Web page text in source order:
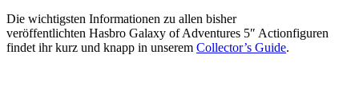
Die wichtigsten Informationen zu allen bisher
veröffentlichten Hasbro Galaxy of Adventures 5″ Actionfiguren
findet ihr kurz und knapp in unserem Collector’s Guide.